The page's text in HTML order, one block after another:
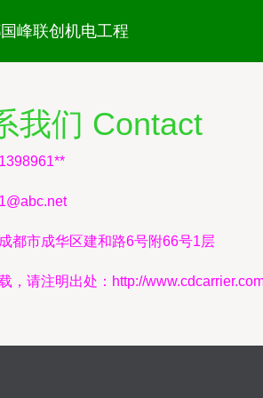
峰联创机电工程
我们 Contact
1@abc.net
都市成华区建和路6号附66号1层
，请注明出处：http://